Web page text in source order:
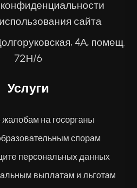
сайта
4А, помещ.
72Н/6
Услуги
на госорганы
спорам
персональных данных
выплатам и льготам